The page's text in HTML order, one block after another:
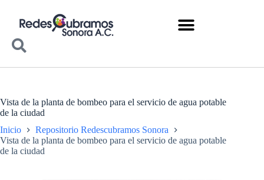
Vista de la planta de bombeo para el servicio de agua potable
de la ciudad
Inicio
Repositorio Redescubramos Sonora
Vista de la planta de bombeo para el servicio de agua potable
de la ciudad